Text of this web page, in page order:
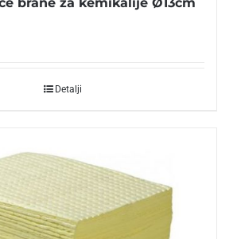
brane za kemikalije Ø13cm
Detalji